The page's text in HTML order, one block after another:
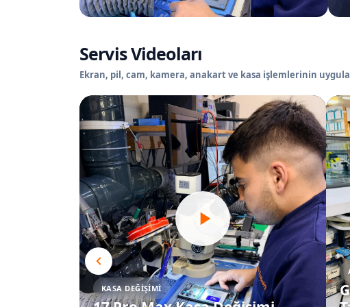
Servis Videoları
Ekran, pil, cam, kamera, anakart ve kasa işlemlerinin
KASA DEĞIŞIMI